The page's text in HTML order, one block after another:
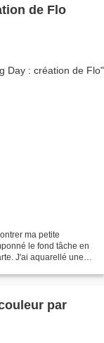
de Flo
ma petite
le fond tâche en
J'ai aquarellé une
par